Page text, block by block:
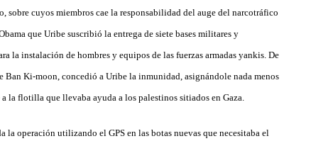
cuyos miembros cae la responsabilidad del auge del narcotráfico
que Uribe suscribió la entrega de siete bases militares y
la instalación de hombres y equipos de las fuerzas armadas yankis. De
Ban Ki-moon, concedió a Uribe la inmunidad, asignándole nada menos
la flotilla que llevaba ayuda a los palestinos sitiados en Gaza.
operación utilizando el GPS en las botas nuevas que necesitaba el